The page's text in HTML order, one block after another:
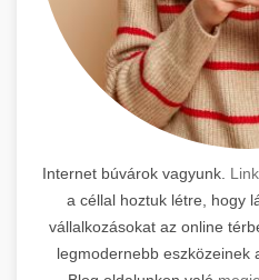
Internet búvárok vagyunk.
a céllal hoztuk létre, hogy
vállalkozásokat az online
legmodernebb eszközeinek